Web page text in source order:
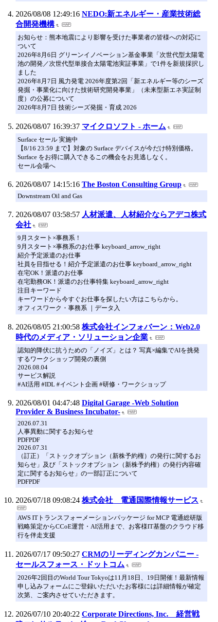
2026/08/08 12:49:16 NEDO:新エネルギー・産業技術総
合開発機構
お知らせ：熊本地震により影響を受けた事業者の皆様への対応に
ついて
2026年8月6日 グリーンイノベーション基金事業「次世代型太陽電
池の開発／次世代型単接合太陽電池実証事業」で1件を新規採択し
ました
2026年8月7日 風力発電 2026年度第2回「新エネルギー等のシーズ
発掘・事業化に向けた技術研究開発事業」（未来型新エネ実証制
度）の公募について
2026年8月7日 技術シーズ発掘・育成 2026
2026/08/07 16:39:37 マイクロソフト - ホーム
Surface セール 実施中
【8/16 23:59 まで】対象の Surface デバイスが今だけ特別価格。
Surface をお得に購入できるこの機会をお見逃しなく。
セール会場へ
2026/08/07 14:15:16 The Boston Consulting Group
Downstream Oil and Gas
2026/08/07 03:58:57 人材派遣、人材紹介ならアデコ株式
会社
9月スタート×事務系！
9月スタート×事務系のお仕事 keyboard_arrow_right
紹介予定派遣のお仕事
社員を目指せる！紹介予定派遣のお仕事 keyboard_arrow_right
在宅OK！派遣のお仕事
在宅勤務OK！派遣のお仕事特集 keyboard_arrow_right
注目キーワード
キーワードから今すぐお仕事を探したい方はこちらから。
オフィスワーク・事務系 ｜データ入
2026/08/05 21:00:58 株式会社インフォバーン：Web2.0
時代のメディア・ソリューション企業
認知的降伏に抗うための「ノイズ」とは？ 写真×編集でAIを挑発
するワークショップ開発の裏側
2026.08.04
サービス解説
#AI活用 #IDL #イベント企画 #研修・ワークショップ
2026/08/01 04:47:48 Digital Garage -Web Solution
Provider & Business Incubator-
2026.07.31
人事異動に関するお知らせ
PDFPDF
2026.07.31
（訂正）「ストックオプション（新株予約権）の発行に関するお
知らせ」及び「ストックオプション（新株予約権）の発行内容確
定に関するお知らせ」の一部訂正について
PDFPDF
2026/07/18 09:08:24 株式会社 電通国際情報サービス
AWS ITトランスフォーメーションパッケージ for MCP 電通総研版
戦略策定からCCoE運営・AI活用まで、お客様IT基盤のクラウド移
行を伴走支援
2026/07/17 09:50:27 CRMのリーディングカンパニー -
セールスフォース・ドットコム
2026年2回目のWorld Tour Tokyoは11月18日、19日開催！最新情報
申し込みフォームにご登録いただいたお客様には詳細情報が確定
次第、ご案内させていただきます。
2026/07/10 20:40:22 Corporate Directions, Inc. 経営戦